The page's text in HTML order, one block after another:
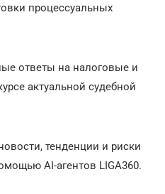
процессуальных
ответы на налоговые и
актуальной судебной
тенденции и риски
AI-агентов LIGA360.